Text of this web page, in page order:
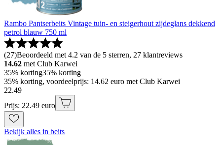
Rambo Pantserbeits Vintage tuin- en steigerhout zijdeglans dekkend
petrol blauw 750 ml
(27)Beoordeeld met 4.2 van de 5 sterren, 27 klantreviews
14.62 met Club Karwei
35% korting35% korting
35% korting, voordeelprijs: 14.62 euro met Club Karwei
22.49
Prijs: 22.49 euro
Bekijk alles in beits